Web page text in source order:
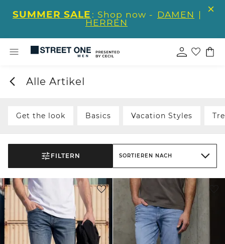
SUMMER SALE : Shop now - DAMEN |
HERREN
Alle Artikel
Get the look Basics Vacation Styles
FILTERN SORTIEREN NACH